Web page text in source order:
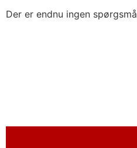
Der er endnu ingen